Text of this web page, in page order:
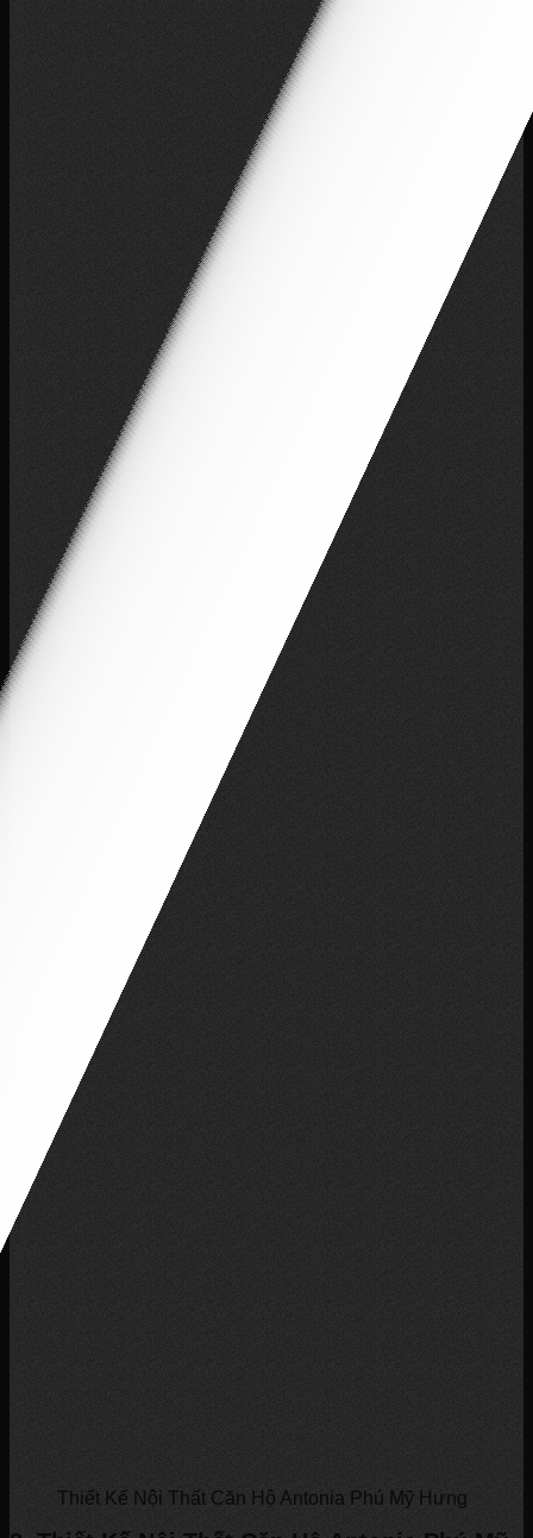
Thiết Kế Nội Thất Căn Hộ Antonia Phú Mỹ Hưng